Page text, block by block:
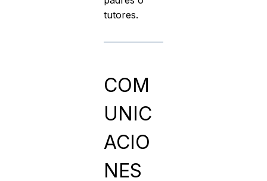
tutores.
COM
UNIC
ACIO
NES